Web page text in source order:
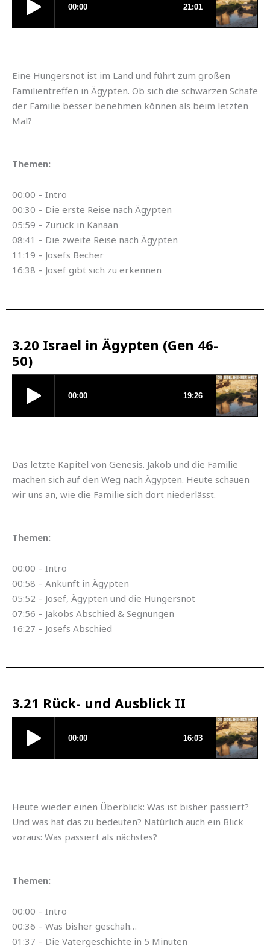
Eine Hungersnot ist im Land und führt zum großen
Familientreffen in Ägypten. Ob sich die schwarzen Schafe
der Familie besser benehmen können als beim letzten
Mal?
Themen:
00:00 – Intro
00:30 – Die erste Reise nach Ägypten
05:59 – Zurück in Kanaan
08:41 – Die zweite Reise nach Ägypten
11:19 – Josefs Becher
16:38 – Josef gibt sich zu erkennen
3.20 Israel in Ägypten (Gen 46-
50)
Das letzte Kapitel von Genesis. Jakob und die Familie
machen sich auf den Weg nach Ägypten. Heute schauen
wir uns an, wie die Familie sich dort niederlässt.
Themen:
00:00 – Intro
00:58 – Ankunft in Ägypten
05:52 – Josef, Ägypten und die Hungersnot
07:56 – Jakobs Abschied & Segnungen
16:27 – Josefs Abschied
3.21 Rück- und Ausblick II
Heute wieder einen Überblick: Was ist bisher passiert?
Und was hat das zu bedeuten? Natürlich auch ein Blick
voraus: Was passiert als nächstes?
Themen:
00:00 – Intro
00:36 – Was bisher geschah…
01:37 – Die Vätergeschichte in 5 Minuten